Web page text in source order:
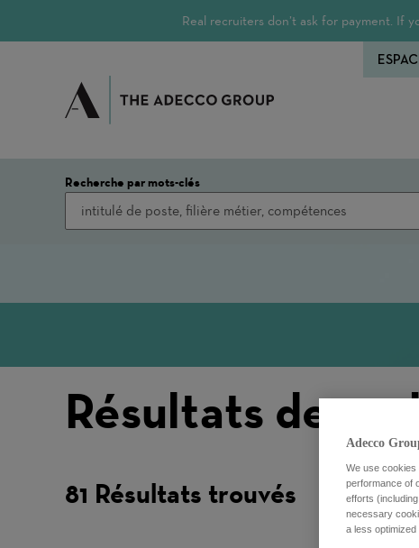
Real recruiters don’t ask for payment. If
Recherche par mots-clés
Résultats de
81 Résultats trouvés
Adecco
We use cookies
performance of
efforts
necessary
a less